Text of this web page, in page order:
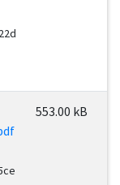
553.00 kB